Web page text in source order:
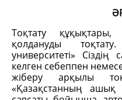
Тоқтату
қолдануды
университеті»
келген себеппен
жіберу арқылы
«Қазақстанның ашық